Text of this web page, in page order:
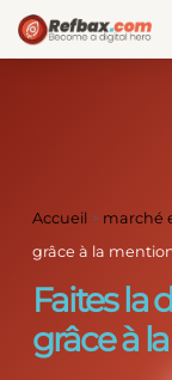
Accueil > marché
grâce à la
Faites la
grâce à
Panneau de